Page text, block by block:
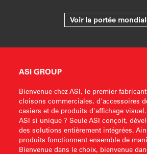
Voir la portée
ASI GROUP
Bienvenue chez ASI, le premier
cloisons commerciales, d'accessoires
casiers et de produits d'affichage
ASI si unique ? Seule ASI conçoit,
des solutions entièrement intégrées.
produits fonctionnent ensemble de
Bienvenue dans le choix, bienvenue